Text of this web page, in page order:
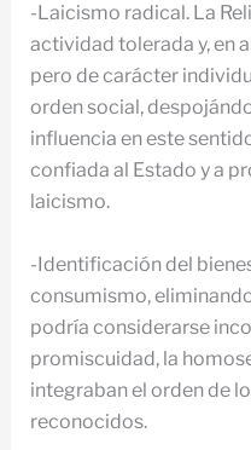
-Laicismo radical. La
actividad tolerada y, en
pero de carácter
orden social,
influencia en este
confiada al Estado y a
laicismo.
-Identificación del
consumismo,
podría considerarse
promiscuidad, la
integraban el orden de
reconocidos.